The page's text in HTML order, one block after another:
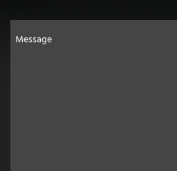
Message